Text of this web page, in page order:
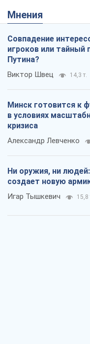
Мнения
Совпадение
игроков или тайный
Путина?
Виктор Швец 14,3 т.
Минск готовится к
в условиях
кризиса
Александр Левченко
Ни оружия, ни
создает новую
Игар Тышкевич 15,8